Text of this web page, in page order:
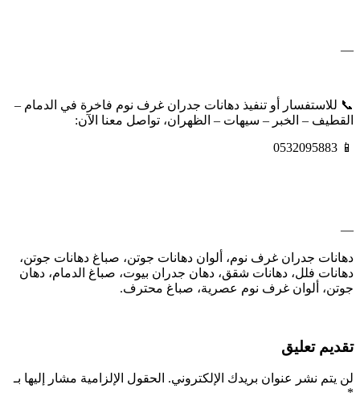
—
📞 للاستفسار أو تنفيذ دهانات جدران غرف نوم فاخرة في الدمام –
القطيف – الخبر – سيهات – الظهران، تواصل معنا الآن:
📱 0532095883
—
دهانات جدران غرف نوم، ألوان دهانات جوتن، صباغ دهانات جوتن،
دهانات فلل، دهانات شقق، دهان جدران بيوت، صباغ الدمام، دهان
جوتن، ألوان غرف نوم عصرية، صباغ محترف.
تقديم تعليق
لن يتم نشر عنوان بريدك الإلكتروني. الحقول الإلزامية مشار إليها بـ
*